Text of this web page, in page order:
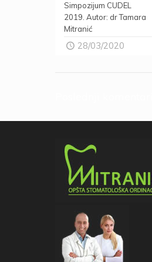
Simpozijum CUDEL
2019. Autor: dr Tamara
Mitranić
28/03/2020